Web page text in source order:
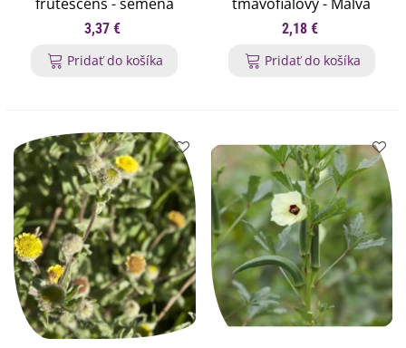
bylinky - 4 ks
3,37 €
Pridať do košíka
sylvestris - semená slezu
2,18 €
Pridať do košíka